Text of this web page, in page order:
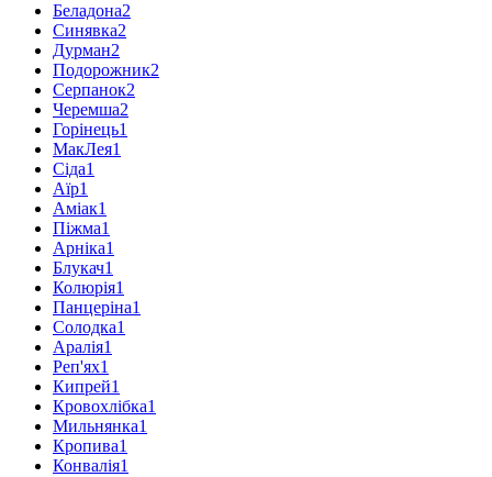
Беладона2
Синявка2
Дурман2
Подорожник2
Серпанок2
Черемша2
Горінець1
МакЛея1
Сіда1
Аїр1
Аміак1
Піжма1
Арніка1
Блукач1
Колюрія1
Панцеріна1
Солодка1
Аралія1
Реп'ях1
Кипрей1
Кровохлібка1
Мильнянка1
Кропива1
Конвалія1